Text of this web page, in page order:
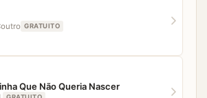
pronta para ajudar.
GRATUITO
Que Não Queria Nascer